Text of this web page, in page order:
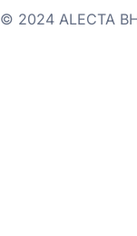
© 2024 ALECTA